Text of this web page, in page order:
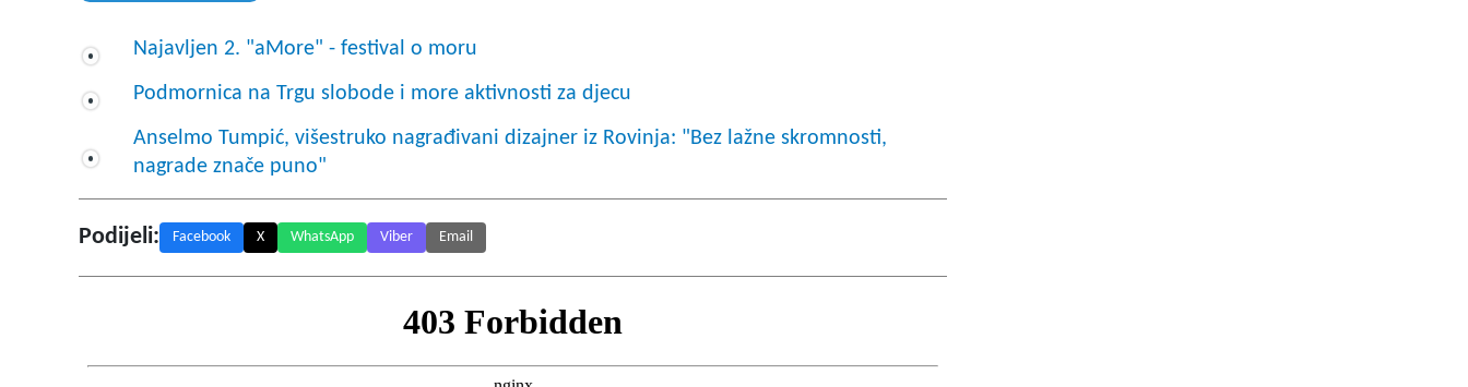
Najavljen 2. "aMore" - festival o moru
Podmornica na Trgu slobode i more aktivnosti za djecu
Anselmo Tumpić, višestruko nagrađivani dizajner iz Rovinja: "Bez lažne skromnosti,
nagrade znače puno"
Podijeli: Facebook X WhatsApp Viber Email